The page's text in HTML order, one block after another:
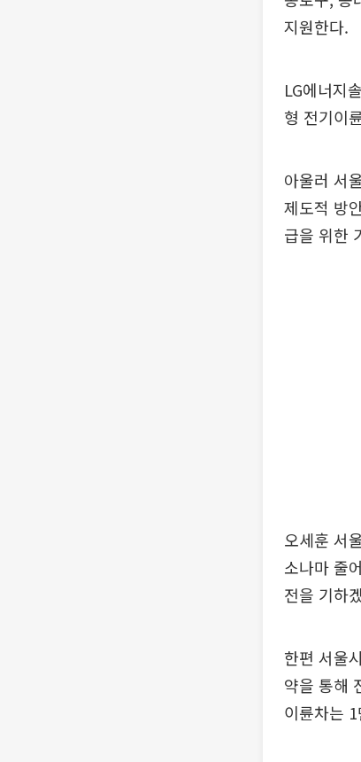
지원한다.
LG에너지
형 전기이
아울러 서
제도적 방
급을 위한
오세훈 서
소나마 줄
전을 기하
한편 서울
약을 통해
이륜차는